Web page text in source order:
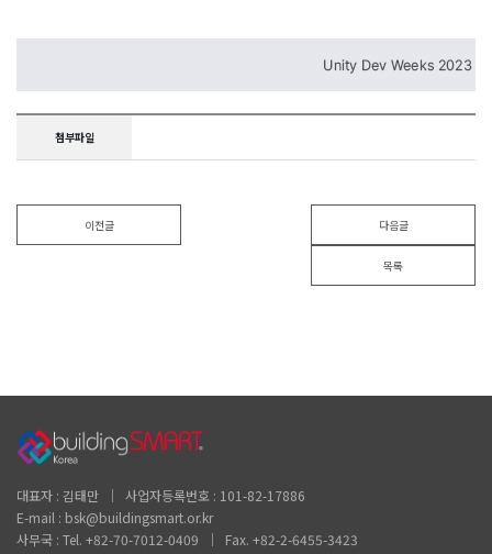
첨부파일
이전글 다음글
목록
대표자 : 김태만 │ 사업자등록번호 : 101-82-17886
E-mail : bsk@buildingsmart.or.kr
사무국 : Tel. +82-70-7012-0409 │ Fax. +82-2-6455-3423